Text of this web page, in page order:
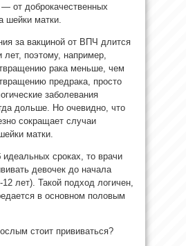
от доброкачественных
шейки матки.
за вакциной от ВПЧ длится
лет, поэтому, например,
рака меньше, чем
предрака, просто
заболевания
дольше. Но очевидно, что
сокращает случаи
матки.
идеальных сроках, то врачи
девочек до начала
лет). Такой подход логичен,
в основном половым
стоит прививаться?